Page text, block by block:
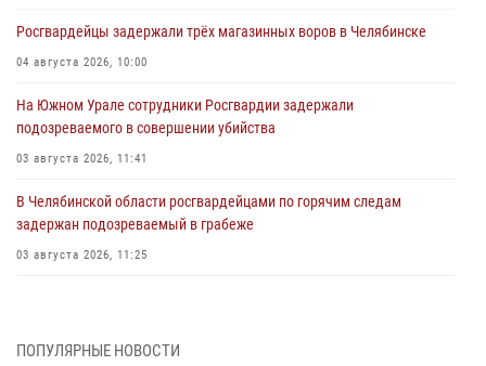
Росгвардейцы задержали трёх магазинных воров в Челябинске
04 августа 2026, 10:00
На Южном Урале сотрудники Росгвардии задержали
подозреваемого в совершении убийства
03 августа 2026, 11:41
В Челябинской области росгвардейцами по горячим следам
задержан подозреваемый в грабеже
03 августа 2026, 11:25
03 августа 2026, 09:22 1
ПОПУЛЯРНЫЕ НОВОСТИ